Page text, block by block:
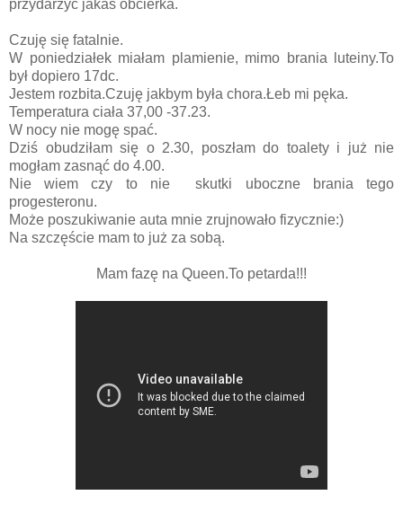
przydarzyć jakaś obcierka.
Czuję się fatalnie.
W poniedziałek miałam plamienie, mimo brania luteiny.To
był dopiero 17dc.
Jestem rozbita.Czuję jakbym była chora.Łeb mi pęka.
Temperatura ciała 37,00 -37.23.
W nocy nie mogę spać.
Dziś obudziłam się o 2.30, poszłam do toalety i już nie
mogłam zasnąć do 4.00.
Nie wiem czy to nie skutki uboczne brania tego
progesteronu.
Może poszukiwanie auta mnie zrujnowało fizycznie:)
Na szczęście mam to już za sobą.
Mam fazę na Queen.To petarda!!!